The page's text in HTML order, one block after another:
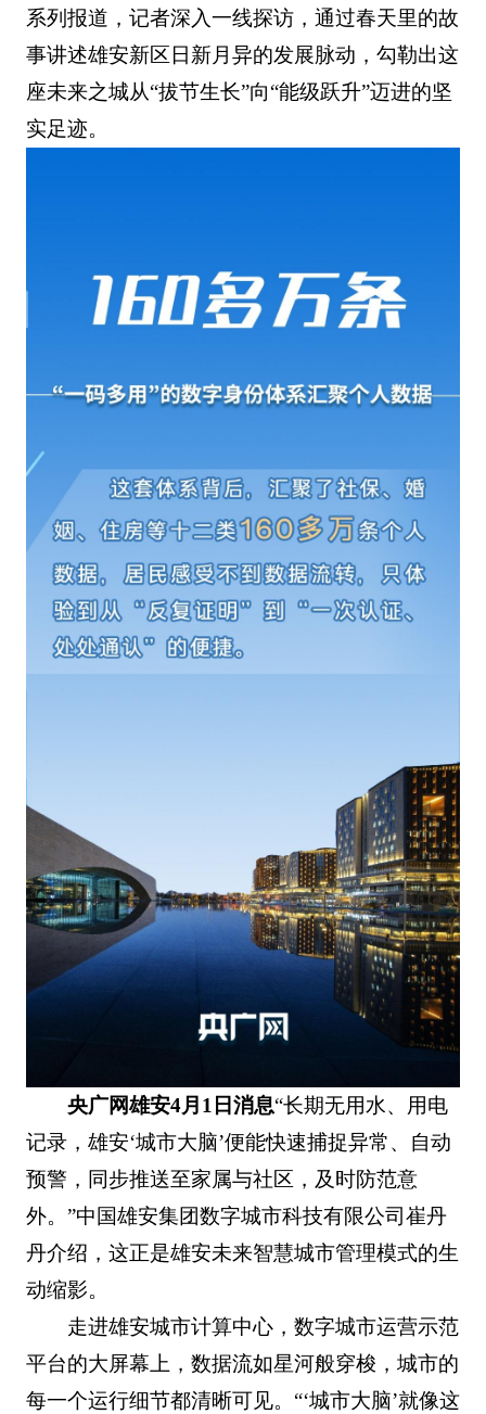
系列报道，记者深入一线探访，通过春天里的故
事讲述雄安新区日新月异的发展脉动，勾勒出这
座未来之城从“拔节生长”向“能级跃升”迈进的坚
实足迹。
央广网雄安4月1日消息“长期无用水、用电
记录，雄安‘城市大脑’便能快速捕捉异常、自动
预警，同步推送至家属与社区，及时防范意
外。”中国雄安集团数字城市科技有限公司崔丹
丹介绍，这正是雄安未来智慧城市管理模式的生
动缩影。
走进雄安城市计算中心，数字城市运营示范
平台的大屏幕上，数据流如星河般穿梭，城市的
每一个运行细节都清晰可见。“‘城市大脑’就像这